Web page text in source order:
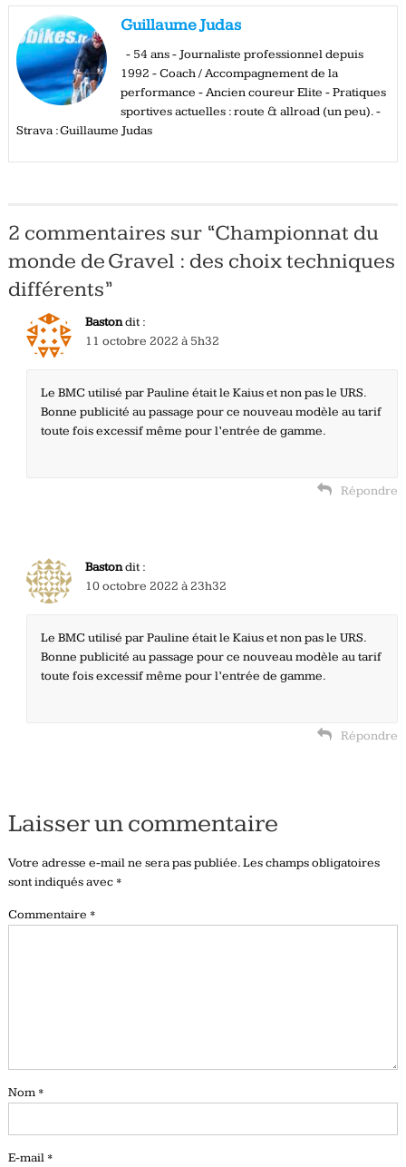
Guillaume Judas
- 54 ans - Journaliste professionnel depuis
1992 - Coach / Accompagnement de la
performance - Ancien coureur Elite - Pratiques
sportives actuelles : route & allroad (un peu). -
Strava : Guillaume Judas
2 commentaires sur “Championnat du
monde de Gravel : des choix techniques
différents”
Bastondit :
11 octobre 2022 à 5h32
Le BMC utilisé par Pauline était le Kaius et non pas le URS.
Bonne publicité au passage pour ce nouveau modèle au tarif
toute fois excessif même pour l’entrée de gamme.
Répondre
Bastondit :
10 octobre 2022 à 23h32
Le BMC utilisé par Pauline était le Kaius et non pas le URS.
Bonne publicité au passage pour ce nouveau modèle au tarif
toute fois excessif même pour l’entrée de gamme.
Répondre
Laisser un commentaire
Votre adresse e-mail ne sera pas publiée.Les champs obligatoires
sont indiqués avec *
Commentaire *
Nom *
E-mail *